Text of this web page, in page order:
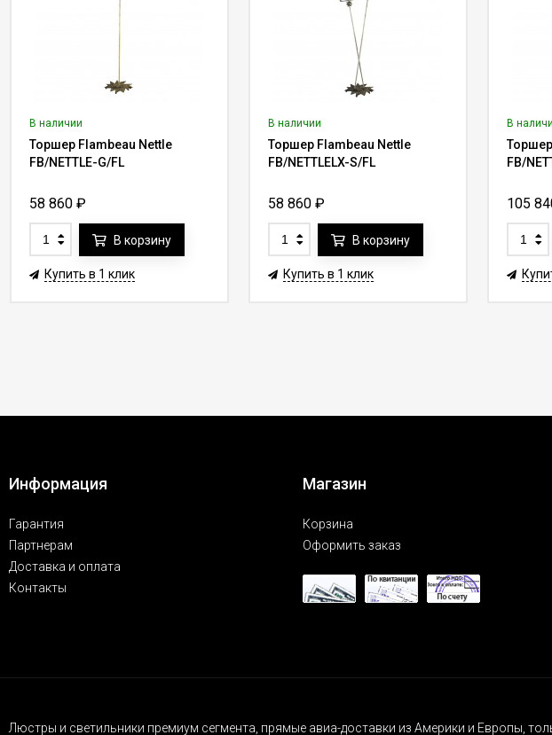
В наличии
Торшер Flambeau Nettle
FB/NETTLE-G/FL
58 860 ₽
В корзину
Купить в 1 клик
В наличии
Торшер Flambeau Nettle
FB/NETTLELX-S/FL
58 860 ₽
В корзину
Купить в 1 клик
В
FB/
105
Информация
Гарантия
Партнерам
Доставка и оплата
Контакты
Магазин
Корзина
Оформить заказ
Люстры и светильники премиум сегмента, прямые авиа-доставки из Америки и Европы,